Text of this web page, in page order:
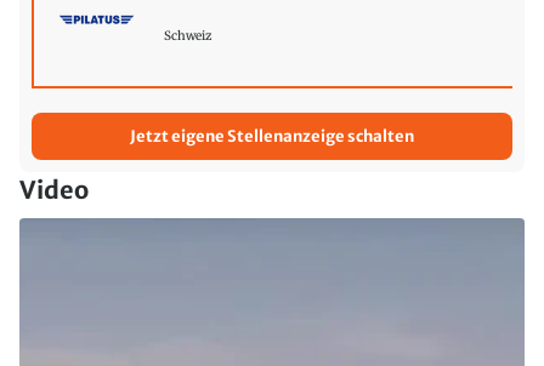
Schweiz
Jetzt eigene Stellenanzeige schalten
Video